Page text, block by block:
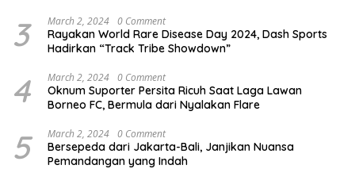
3 March 2, 2024 0 Comment
Rayakan World Rare Disease Day 2024, Dash Sports
Hadirkan “Track Tribe Showdown”
4 March 2, 2024 0 Comment
Oknum Suporter Persita Ricuh Saat Laga Lawan
Borneo FC, Bermula dari Nyalakan Flare
5 March 2, 2024 0 Comment
Bersepeda dari Jakarta-Bali, Janjikan Nuansa
Pemandangan yang Indah